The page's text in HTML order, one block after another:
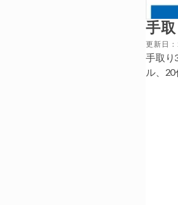
手
更新日
手取り
ル、